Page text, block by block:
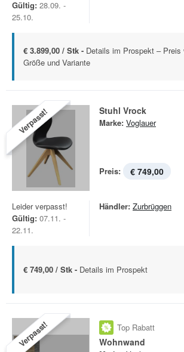
Gültig: 28.09. -
25.10.
€ 3.899,00 / Stk - Details im Prospekt – Preis
Größe und Variante
Verpasst! Stuhl Vrock
Marke: Voglauer
Preis: € 749,00
Leider verpasst!
Gültig: 07.11. -
22.11.
Händler: Zurbrüggen
€ 749,00 / Stk - Details im Prospekt
Verpasst! Top Rabatt
Wohnwand